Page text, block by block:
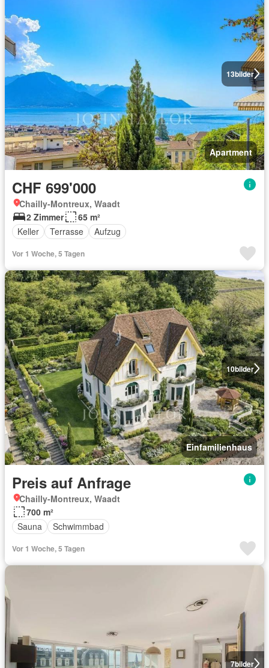
13bilder
Apartment
CHF 699'000
Chailly-Montreux, Waadt
2 Zimmer
65 m²
Keller
Terrasse Aufzug
Vor 1 Woche, 5 Tagen
10bilder
Einfamilienhaus
Preis auf Anfrage
Chailly-Montreux, Waadt
700 m²
Sauna
Schwimmbad
Vor 1 Woche, 5 Tagen
7bilder